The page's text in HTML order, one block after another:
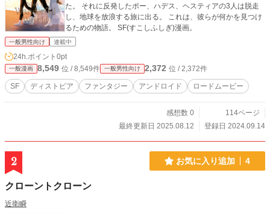
た。 それに反発したポー、ハデス、ヘスティアの3人は脱走
し、地球を放浪する旅に出る。 これは、彼らが何かを見つけ
るための物語。 SF(すこしふしぎ)漫画。
一般男性向け 連載中
24h.ポイント 0pt
一般漫画 8,549 位 / 8,549件 一般男性向け 2,372 位 / 2,372件
SF ディストピア ファンタジー アンドロイド ロードムービー
感想数 0
114ページ
最終更新日 2025.08.12
登録日 2024.09.14
2 お気に入り追加 4
クローントクローン
近衛瞬